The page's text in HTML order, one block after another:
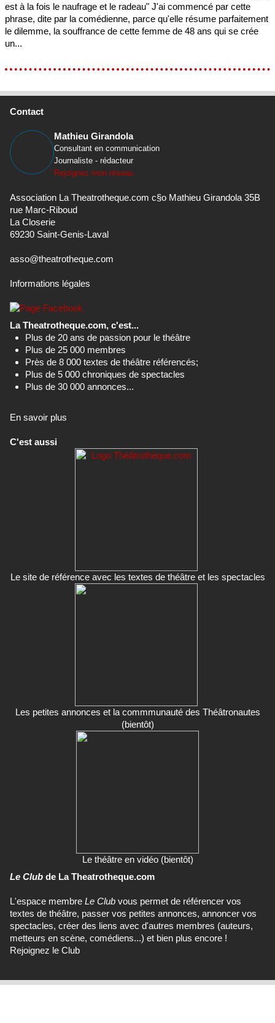
est à la fois le naufrage et le radeau" J'ai commencé par cette
phrase, dite par la comédienne, parce qu'elle résume parfaitement
le dilemme, la souffrance de cette femme de 48 ans qui se crée
un...
Contact
Mathieu Girandola
Consultant en communication
Journaliste - rédacteur
Rejoignez mon réseau
Association La Theatrotheque.com c§o Mathieu Girandola 35B
rue Marc-Riboud
La Closerie
69230 Saint-Genis-Laval
asso@theatrotheque.com
Informations légales
La Theatrotheque.com, c'est...
Plus de 20 ans de passion pour le théâtre
Plus de 25 000 membres
Près de 8 000 textes de théâtre référencés;
Plus de 5 000 chroniques de spectacles
Plus de 30 000 annonces...
En savoir plus
C'est aussi
Le site de référence avec les textes de théâtre et les spectacles
Les petites annonces et la commmunauté des Théâtronautes
(bientôt)
Le théâtre en vidéo (bientôt)
Le Club de La Theatrotheque.com
L'espace membre Le Club vous permet de référencer vos
textes de théâtre, passer vos petites annonces, annoncer vos
spectacles, créer des liens avec d'autres membres (auteurs,
metteurs en scène, comédiens...) et bien plus encore !
Rejoignez le Club